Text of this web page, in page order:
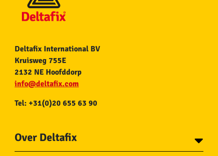
Deltafix International BV
Kruisweg 755E
2132 NE Hoofddorp
info@deltafix.com
Tel: +31(0)20 655 63 90
Over Deltafix